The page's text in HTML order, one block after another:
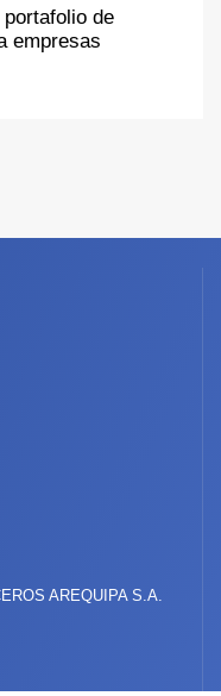
de
empresas
AREQUIPA S.A.